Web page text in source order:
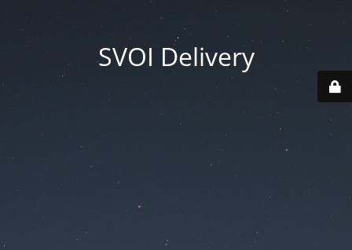
SVOI Delivery